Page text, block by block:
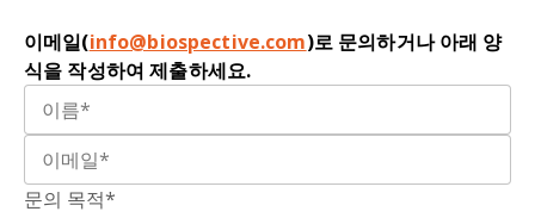
이메일(info@biospective.com)로 문의하거나 아래 양
식을 작성하여 제출하세요.
문의 목적*